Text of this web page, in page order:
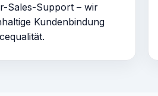
Sales-Support – wir
Kundenbindung